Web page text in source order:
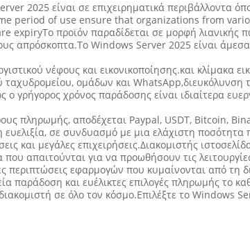
2025 είναι σε επιχειρηματικά περιβάλλοντα
period of use ensure that organizations from
προϊόν παραδίδεται σε μορφή λιανικής
απρόσκοπτα.Το Windows Server 2025 είναι
νέφους και εικονικοποίησης.και κλίμακα
ομάδων και WhatsApp,διευκόλυνση
χρόνος παράδοσης είναι ιδιαίτερα
πληρωμής, αποδέχεται Paypal, USDT, Bitcoin,
σε συνδυασμό με μια ελάχιστη ποσότητα
και μεγάλες επιχειρήσεις.Διακομιστής
απαιτούνται για να προωθήσουν τις
περιπτώσεις εφαρμογών που κυμαίνονται από τη
και ευέλικτες επιλογές πληρωμής το
σε όλο τον κόσμο.Επιλέξτε το Windows